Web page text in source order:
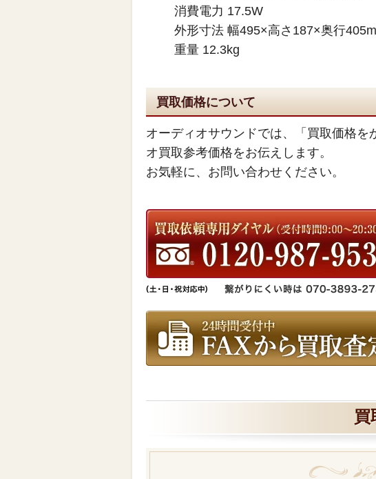
消費電力 17.5W
外形寸法 幅495×高さ187×奥行
重量 12.3kg
買取価格について
オーディオサウンドでは、「買取価格
オ買取参考価格をお伝えします。
お気軽に、お問い合わせください。
買